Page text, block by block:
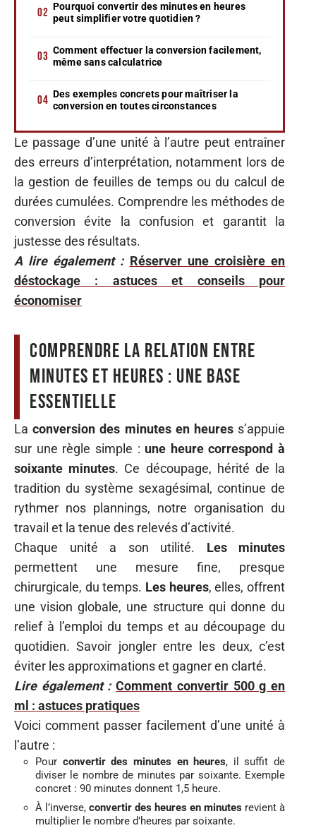
Pourquoi convertir des minutes en heures
peut simplifier votre quotidien ?
Comment effectuer la conversion facilement,
même sans calculatrice
Des exemples concrets pour maîtriser la
conversion en toutes circonstances
Le passage d’une unité à l’autre peut entraîner
des erreurs d’interprétation, notamment lors de
la gestion de feuilles de temps ou du calcul de
durées cumulées. Comprendre les méthodes de
conversion évite la confusion et garantit la
justesse des résultats.
A lire également : Réserver une croisière en
déstockage : astuces et conseils pour
économiser
Comprendre la relation entre
minutes et heures : une base
essentielle
Laconversion des minutes en heuress’appuie
sur une règle simple : une heure correspond à
soixante minutes. Ce découpage, hérité de la
tradition du système sexagésimal, continue de
rythmer nos plannings, notre organisation du
travail et la tenue des relevés d’activité.
Chaque unité a son utilité. Les minutes
permettent une mesure fine, presque
chirurgicale, du temps. Les heures, elles, offrent
une vision globale, une structure qui donne du
relief à l’emploi du temps et au découpage du
quotidien. Savoir jongler entre les deux, c’est
éviter les approximations et gagner en clarté.
Lire également : Comment convertir 500 g en
ml : astuces pratiques
Voici comment passer facilement d’une unité à
l’autre :
Pour convertir des minutes en heures, il suffit de
diviser le nombre de minutes par soixante. Exemple
concret : 90 minutes donnent 1,5 heure.
À l’inverse, convertir des heures en minutes revient à
multiplier le nombre d’heures par soixante.